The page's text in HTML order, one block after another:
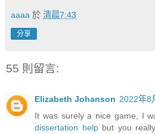
aaaa 於 清晨7:43
分享
55 則留言:
Elizabeth Johanson 2022年8
It was surely a nice game, I
dissertation helpbut you